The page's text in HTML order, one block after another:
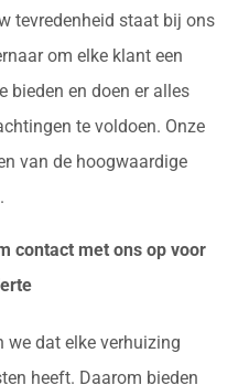
tevredenheid staat bij ons
om elke klant een
bieden en doen er alles
te voldoen. Onze
van de hoogwaardige
contact met ons op voor
we dat elke verhuizing
heeft. Daarom bieden